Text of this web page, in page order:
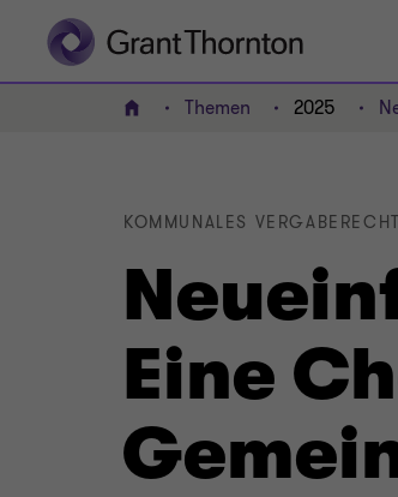
HOME Themen 2025
Eine
KOMMUNALES VERGABERECHT